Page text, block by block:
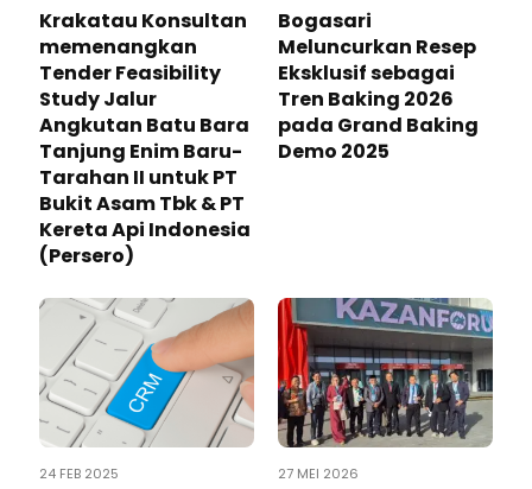
Krakatau Konsultan
memenangkan
Tender Feasibility
Study Jalur
Angkutan Batu Bara
Tanjung Enim Baru-
Tarahan II untuk PT
Bukit Asam Tbk & PT
Kereta Api Indonesia
(Persero)
Bogasari
Meluncurkan Resep
Eksklusif sebagai
Tren Baking 2026
pada Grand Baking
Demo 2025
24 FEB 2025 27 MEI 2026